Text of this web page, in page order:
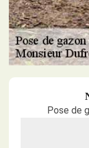
Pose de